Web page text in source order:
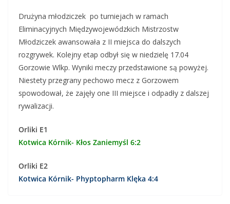
Drużyna młodziczek po turniejach w ramach
Eliminacyjnych Międzywojewódzkich Mistrzostw
Młodziczek awansowała z II miejsca do dalszych
rozgrywek. Kolejny etap odbył się w niedzielę 17.04
Gorzowie Wlkp. Wyniki meczy przedstawione są powyżej.
Niestety przegrany pechowo mecz z Gorzowem
spowodował, że zajęły one III miejsce i odpadły z dalszej
rywalizacji.
Orliki E1
Kotwica Kórnik- Kłos Zaniemyśl 6:2
Orliki E2
Kotwica Kórnik- Phyptopharm Klęka 4:4